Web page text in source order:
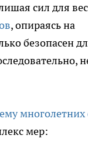
сил для
, опираясь на
безопасен
многолетних
мер: